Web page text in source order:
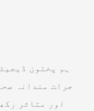
ہم پختون
جرات مندانہ
اور متاثر